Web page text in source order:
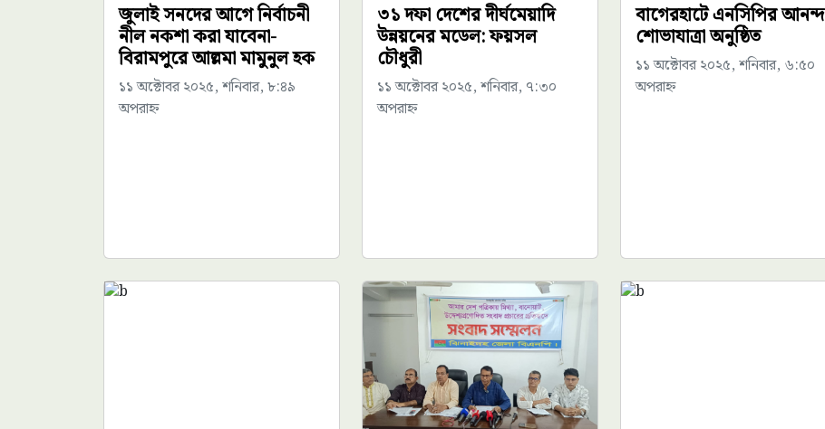
জুলাই সনদের আগে নির্বাচনী
নীল নকশা করা যাবেনা-
বিরামপুরে আল্লমা মামুনুল হক
১১ অক্টোবর ২০২৫, শনিবার, ৮:৪৯
অপরাহ্ন
৩১ দফা দেশের দীর্ঘমেয়াদি
উন্নয়নের মডেল: ফয়সল
চৌধুরী
১১ অক্টোবর ২০২৫, শনিবার, ৭:৩০
অপরাহ্ন
বাগেরহাটে এনসিপির আনন্দ
শোভাযাত্রা অনুষ্ঠিত
১১ অক্টোবর ২০২৫, শনিবার, ৬:৫০
অপরাহ্ন